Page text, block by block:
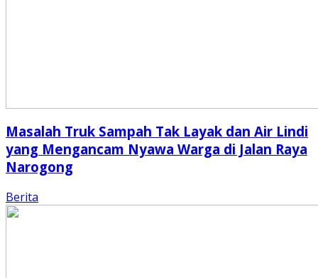
Masalah Truk Sampah Tak Layak dan Air Lindi
yang Mengancam Nyawa Warga di Jalan Raya
Narogong
Berita